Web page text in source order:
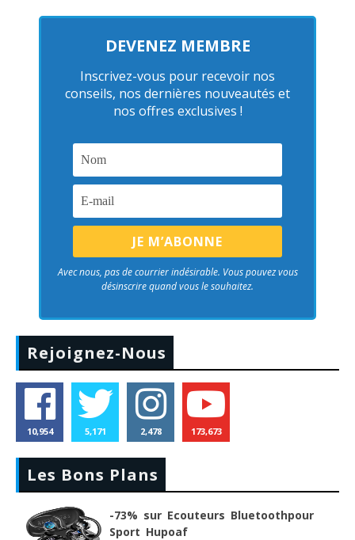
DEVENEZ MEMBRE
Inscrivez-vous pour recevoir nos
conseils, nos dernières nouveautés et
nos offres exclusives !
Avec nous, pas de courrier indésirable. Vous pouvez vous
désinscrire quand vous le souhaitez.
Rejoignez-Nous
10,954 5,171 2,478 173,673
Les Bons Plans
-73% sur Ecouteurs Bluetoothpour
Sport Hupoaf